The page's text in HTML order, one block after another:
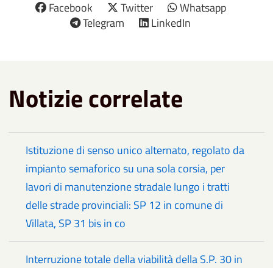
Facebook Twitter
Whatsapp
Telegram
LinkedIn
Notizie correlate
Istituzione di senso unico alternato, regolato da
impianto semaforico su una sola corsia, per
lavori di manutenzione stradale lungo i tratti
delle strade provinciali: SP 12 in comune di
Villata, SP 31 bis in co
Interruzione totale della viabilità della S.P. 30 in